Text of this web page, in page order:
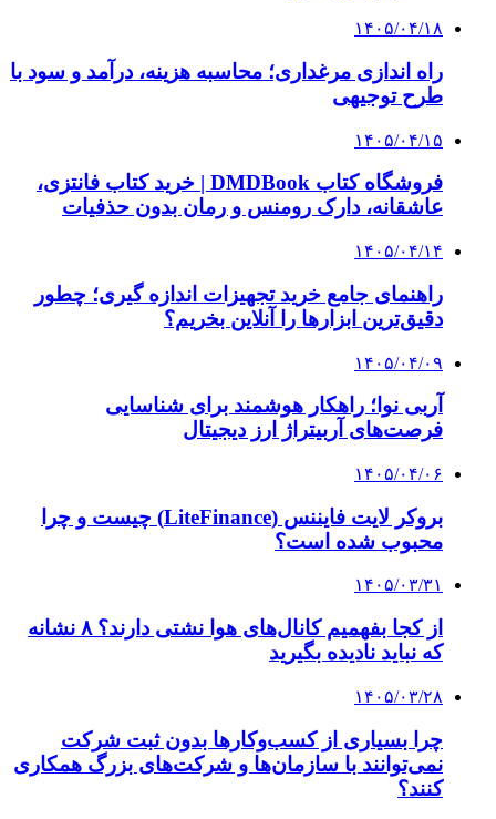
۱۴۰۵/۰۴/۱۸
راه اندازی مرغداری؛ محاسبه هزینه، درآمد و سود با
طرح توجیهی
۱۴۰۵/۰۴/۱۵
فروشگاه کتاب DMDBook | خرید کتاب فانتزی،
عاشقانه، دارک رومنس و رمان بدون حذفیات
۱۴۰۵/۰۴/۱۴
راهنمای جامع خرید تجهیزات اندازه گیری؛ چطور
دقیق‌ترین ابزارها را آنلاین بخریم؟
۱۴۰۵/۰۴/۰۹
آربی نوا؛ راهکار هوشمند برای شناسایی
فرصت‌های آربیتراژ ارز دیجیتال
۱۴۰۵/۰۴/۰۶
بروکر لایت فایننس (LiteFinance) چیست و چرا
محبوب شده است؟
۱۴۰۵/۰۳/۳۱
از کجا بفهمیم کانال‌های هوا نشتی دارند؟ ۸ نشانه
که نباید نادیده بگیرید
۱۴۰۵/۰۳/۲۸
چرا بسیاری از کسب‌وکارها بدون ثبت شرکت
نمی‌توانند با سازمان‌ها و شرکت‌های بزرگ همکاری
کنند؟